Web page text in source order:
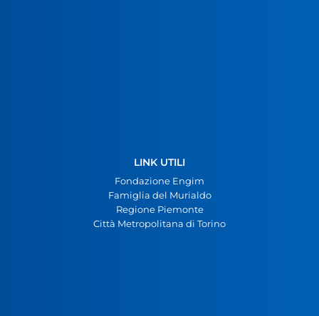
LINK UTILI
Fondazione Engim
Famiglia del Murialdo
Regione Piemonte
Città Metropolitana di Torino